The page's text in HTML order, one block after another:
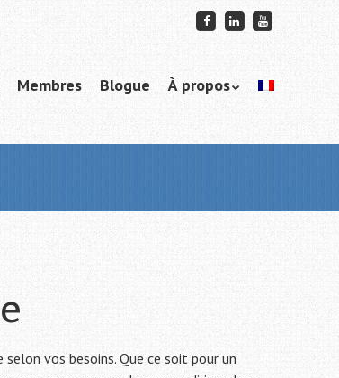
Membres Blogue À propos
vos besoins. Que ce soit pour un